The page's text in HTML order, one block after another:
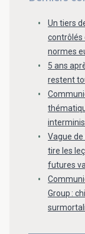
Un tiers
contrôlés
normes
5 ans
restent
Vague de
tire les
futures
Group :